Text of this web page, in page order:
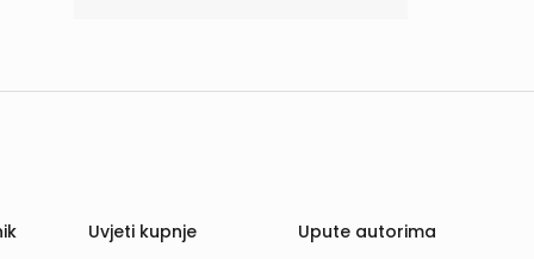
Uvjeti kupnje
Upute autorima